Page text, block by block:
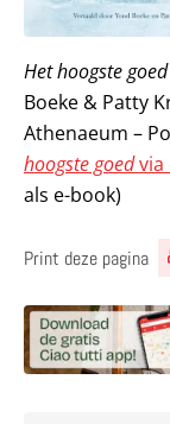
Het hoogste goed
Boeke & Patty
Athenaeum –
hoogste goedvia
als e-book)
Print deze pagina